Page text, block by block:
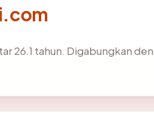
26.1 tahun. Digabungkan